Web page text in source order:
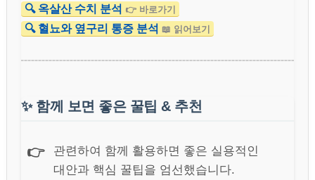
🔍 옥살산 수치 분석 👉 바로가기
🔍 혈뇨와 옆구리 통증 분석 📖 읽어보기
✨ 함께 보면 좋은 꿀팁 & 추천
👉
관련하여 함께 활용하면 좋은 실용적인
대안과 핵심 꿀팁을 엄선했습니다.